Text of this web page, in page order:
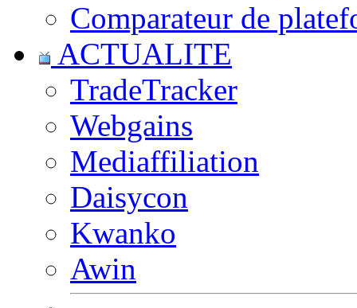
Comparateur de
ACTUALITE
TradeTracker
Webgains
Mediaffiliation
Daisycon
Kwanko
Awin